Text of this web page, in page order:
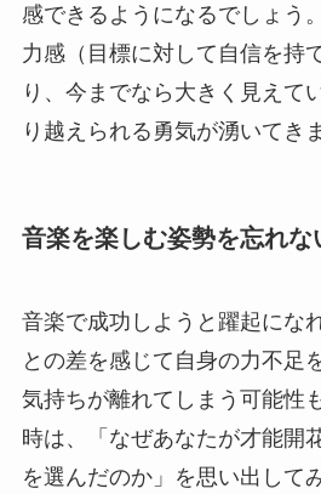
感できるようになるでしょう
力感（目標に対して自信を持
り、今までなら大きく見えて
り越えられる勇気が湧いてき
音楽を楽しむ姿勢を忘れな
音楽で成功しようと躍起にな
との差を感じて自身の力不足
気持ちが離れてしまう可能性
時は、「なぜあなたが才能開
を選んだのか」を思い出して